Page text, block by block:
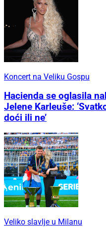
Koncert na Veliku Gospu
Hacienda se oglasila
Jelene Karleuše:
doći ili ne’
Veliko slavlje u Milanu